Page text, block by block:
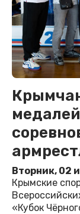
Вторник, 02
Крымские
«Кубок